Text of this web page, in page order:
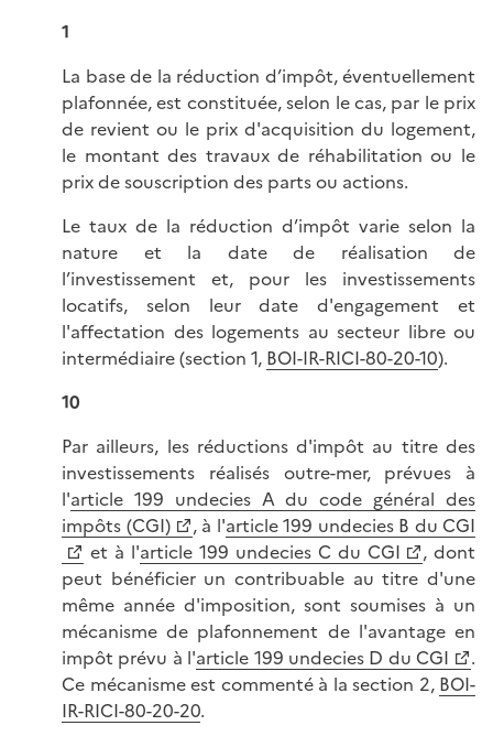
1
La base de la réduction d’impôt, éventuellement
plafonnée, est constituée, selon le cas, par le prix
de revient ou le prix d'acquisition du logement,
le montant des travaux de réhabilitation ou le
prix de souscription des parts ou actions.
Le taux de la réduction d’impôt varie selon la
nature et la date de réalisation de
l’investissement et, pour les investissements
locatifs, selon leur date d'engagement et
l'affectation des logements au secteur libre ou
intermédiaire (section 1, BOI-IR-RICI-80-20-10).
10
Par ailleurs, les réductions d'impôt au titre des
investissements réalisés outre-mer, prévues à
l'article 199 undecies A du code général des
impôts (CGI)
, à l'article 199 undecies B du CGI
et à l'article 199 undecies C du CGI
, dont
peut bénéficier un contribuable au titre d'une
même année d'imposition, sont soumises à un
mécanisme de plafonnement de l'avantage en
impôt prévu à l'article 199 undecies D du CGI
.
Ce mécanisme est commenté à la section 2, BOI-
IR-RICI-80-20-20.